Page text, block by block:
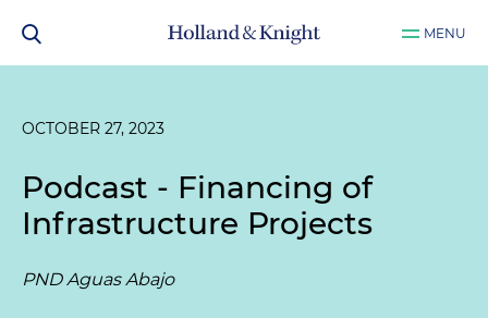
MENU
OCTOBER 27, 2023
Podcast - Financing of
Infrastructure Projects
PND Aguas Abajo